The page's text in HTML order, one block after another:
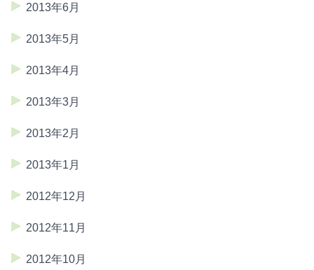
2013年6月
2013年5月
2013年4月
2013年3月
2013年2月
2013年1月
2012年12月
2012年11月
2012年10月